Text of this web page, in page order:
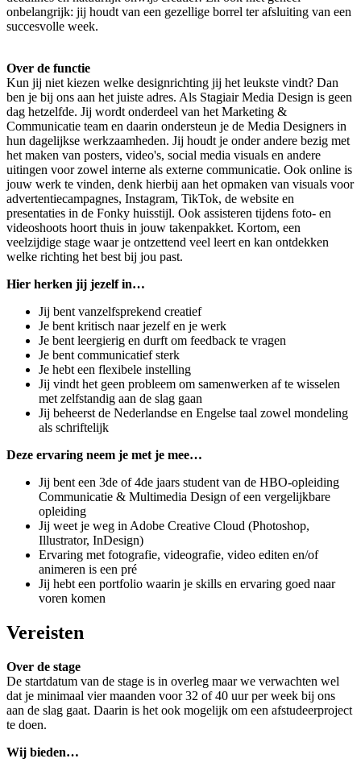
onbelangrijk: jij houdt van een gezellige borrel ter afsluiting van een
succesvolle week.
Over de functie
Kun jij niet kiezen welke designrichting jij het leukste vindt? Dan
ben je bij ons aan het juiste adres. Als Stagiair Media Design is geen
dag hetzelfde. Jij wordt onderdeel van het Marketing &
Communicatie team en daarin ondersteun je de Media Designers in
hun dagelijkse werkzaamheden. Jij houdt je onder andere bezig met
het maken van posters, video's, social media visuals en andere
uitingen voor zowel interne als externe communicatie. Ook online is
jouw werk te vinden, denk hierbij aan het opmaken van visuals voor
advertentiecampagnes, Instagram, TikTok, de website en
presentaties in de Fonky huisstijl. Ook assisteren tijdens foto- en
videoshoots hoort thuis in jouw takenpakket. Kortom, een
veelzijdige stage waar je ontzettend veel leert en kan ontdekken
welke richting het best bij jou past.
Hier herken jij jezelf in…
Jij bent vanzelfsprekend creatief
Je bent kritisch naar jezelf en je werk
Je bent leergierig en durft om feedback te vragen
Je bent communicatief sterk
Je hebt een flexibele instelling
Jij vindt het geen probleem om samenwerken af te wisselen
met zelfstandig aan de slag gaan
Jij beheerst de Nederlandse en Engelse taal zowel mondeling
als schriftelijk
Deze ervaring neem je met je mee…
Jij bent een 3de of 4de jaars student van de HBO-opleiding
Communicatie & Multimedia Design of een vergelijkbare
opleiding
Jij weet je weg in Adobe Creative Cloud (Photoshop,
Illustrator, InDesign)
Ervaring met fotografie, videografie, video editen en/of
animeren is een pré
Jij hebt een portfolio waarin je skills en ervaring goed naar
voren komen
Vereisten
Over de stage
De startdatum van de stage is in overleg maar we verwachten wel
dat je minimaal vier maanden voor 32 of 40 uur per week bij ons
aan de slag gaat. Daarin is het ook mogelijk om een afstudeerproject
te doen.
Wij bieden…